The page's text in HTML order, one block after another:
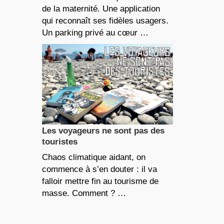
de la maternité. Une application
qui reconnaît ses fidèles usagers.
Un parking privé au cœur …
Les voyageurs ne sont pas des
touristes
Chaos climatique aidant, on
commence à s’en douter : il va
falloir mettre fin au tourisme de
masse. Comment ? …